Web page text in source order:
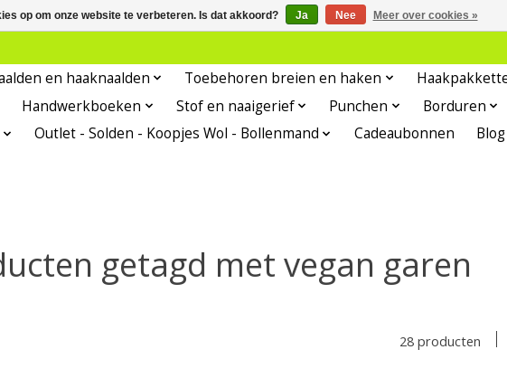
en haaknaalden Toebehoren breien en haken
Handwerkboeken
Stof en naaigerief Punchen Borduren
Outlet - Solden - Koopjes Wol - Bollenmand
Cadeaubonnen Blog
getagd met vegan garen
28 producten
op om onze website te verbeteren. Is dat akkoord? Ja Nee Meer over cookies »